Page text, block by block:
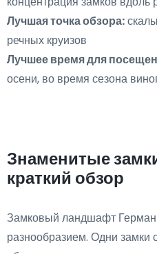
Лучшая точка обзора:
речных круизов
Лучшее время для
осени, во время сезона
Знаменитые
краткий обзор
Замковый ландшафт
разнообразием. Одни замки